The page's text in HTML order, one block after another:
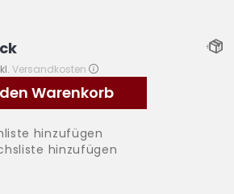
Versandkosten
Warenkorb
hinzufügen
hinzufügen